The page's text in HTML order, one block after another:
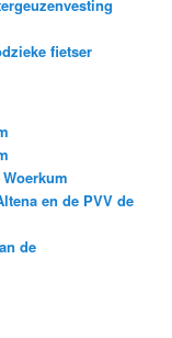
fietser
en de PVV de
de